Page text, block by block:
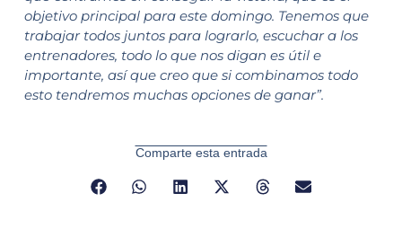
objetivo principal para este domingo. Tenemos que
trabajar todos juntos para lograrlo, escuchar a los
entrenadores, todo lo que nos digan es útil e
importante, así que creo que si combinamos todo
esto tendremos muchas opciones de ganar”.
Comparte esta entrada